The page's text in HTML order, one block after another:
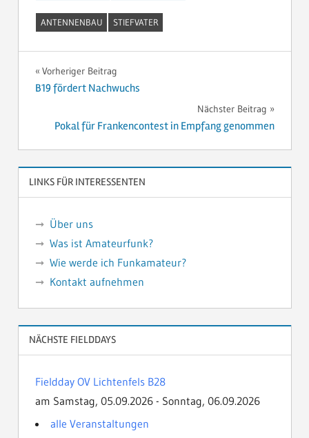
ANTENNENBAU STIEFVATER
Beitragsnavigation
Vorheriger Beitrag
B19 fördert Nachwuchs
Nächster Beitrag
Pokal für Frankencontest in Empfang genommen
LINKS FÜR INTERESSENTEN
Über uns
Was ist Amateurfunk?
Wie werde ich Funkamateur?
Kontakt aufnehmen
NÄCHSTE FIELDDAYS
Fieldday OV Lichtenfels B28
am Samstag, 05.09.2026 - Sonntag, 06.09.2026
alle Veranstaltungen